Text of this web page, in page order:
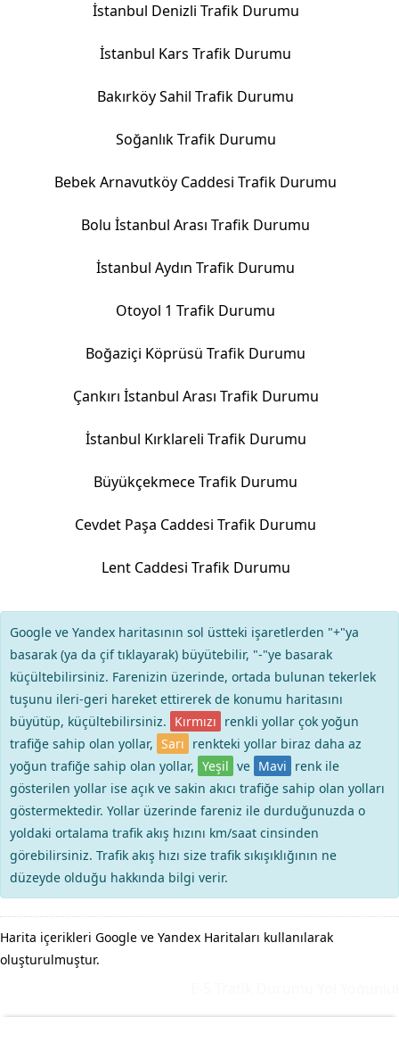
İstanbul Denizli Trafik Durumu
İstanbul Kars Trafik Durumu
Bakırköy Sahil Trafik Durumu
Soğanlık Trafik Durumu
Bebek Arnavutköy Caddesi Trafik Durumu
Bolu İstanbul Arası Trafik Durumu
İstanbul Aydın Trafik Durumu
Otoyol 1 Trafik Durumu
Boğaziçi Köprüsü Trafik Durumu
Çankırı İstanbul Arası Trafik Durumu
İstanbul Kırklareli Trafik Durumu
Büyükçekmece Trafik Durumu
Cevdet Paşa Caddesi Trafik Durumu
Lent Caddesi Trafik Durumu
Google ve Yandex haritasının sol üstteki işaretlerden "+"ya
basarak (ya da çif tıklayarak) büyütebilir, "-"ye basarak
küçültebilirsiniz. Farenizin üzerinde, ortada bulunan tekerlek
tuşunu ileri-geri hareket ettirerek de konumu haritasını
büyütüp, küçültebilirsiniz. Kırmızı renkli yollar çok yoğun
trafiğe sahip olan yollar, Sarı renkteki yollar biraz daha az
yoğun trafiğe sahip olan yollar, Yeşil ve Mavi renk ile
gösterilen yollar ise açık ve sakin akıcı trafiğe sahip olan yolları
göstermektedir. Yollar üzerinde fareniz ile durduğunuzda o
yoldaki ortalama trafik akış hızını km/saat cinsinden
görebilirsiniz. Trafik akış hızı size trafik sıkışıklığının ne
düzeyde olduğu hakkında bilgi verir.
Harita içerikleri Google ve Yandex Haritaları kullanılarak
oluşturulmuştur.